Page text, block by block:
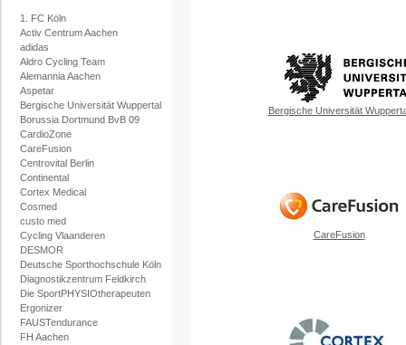
1. FC Köln
Activ Centrum Aachen
adidas
Aldro Cycling Team
Alemannia Aachen
Aspetar
Bergische Universität Wuppertal
Borussia Dortmund BvB 09
CardioZone
CareFusion
Centrovital Berlin
Continental
Cortex Medical
Cosmed
custo med
Cycling Vlaanderen
DESMOR
Deutsche Sporthochschule Köln
Diagnostikzentrum Feldkirch
Die SportPHYSIOtherapeuten
Ergonizer
FAUSTendurance
FH Aachen
Bergische Universität
CareFusion